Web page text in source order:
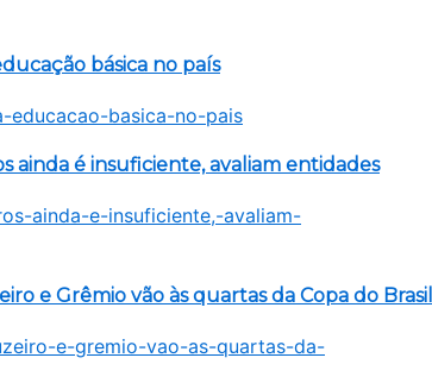
básica no país
ainda é insuficiente, avaliam entidades
e Grêmio vão às quartas da Copa do Brasil